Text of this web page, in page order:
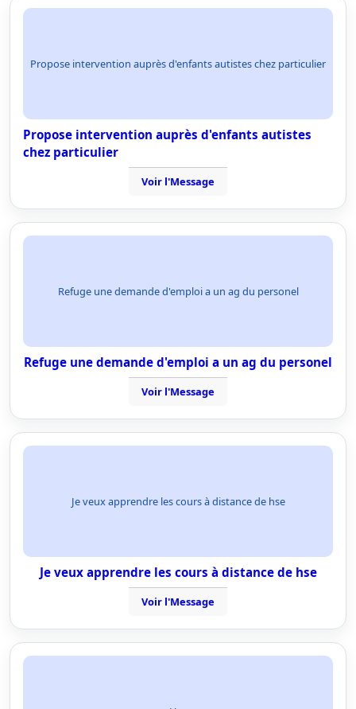
Propose intervention auprès d'enfants autistes chez particulier
Propose intervention auprès d'enfants autistes
chez particulier
Voir l'Message
Refuge une demande d'emploi a un ag du personel
Refuge une demande d'emploi a un ag du personel
Voir l'Message
Je veux apprendre les cours à distance de hse
Je veux apprendre les cours à distance de hse
Voir l'Message